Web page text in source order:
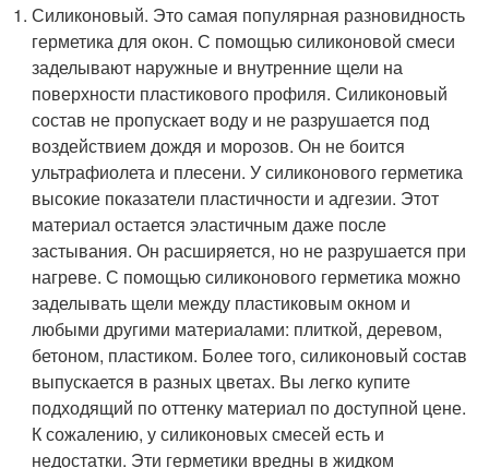
Силиконовый. Это самая популярная разновидность
герметика для окон. С помощью силиконовой смеси
заделывают наружные и внутренние щели на
поверхности пластикового профиля. Силиконовый
состав не пропускает воду и не разрушается под
воздействием дождя и морозов. Он не боится
ультрафиолета и плесени. У силиконового герметика
высокие показатели пластичности и адгезии. Этот
материал остается эластичным даже после
застывания. Он расширяется, но не разрушается при
нагреве. С помощью силиконового герметика можно
заделывать щели между пластиковым окном и
любыми другими материалами: плиткой, деревом,
бетоном, пластиком. Более того, силиконовый состав
выпускается в разных цветах. Вы легко купите
подходящий по оттенку материал по доступной цене.
К сожалению, у силиконовых смесей есть и
недостатки. Эти герметики вредны в жидком